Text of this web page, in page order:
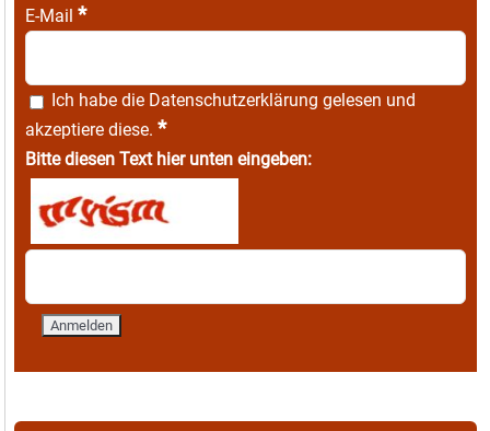
E-Mail *
Ich habe die Datenschutzerklärung gelesen und
akzeptiere diese. *
Bitte diesen Text hier unten eingeben: